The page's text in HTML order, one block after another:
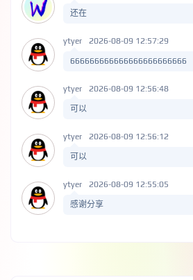
还在
ytyer 2026-08-09 12:57:29
666666666666666666666666
ytyer 2026-08-09 12:56:48
可以
ytyer 2026-08-09 12:56:12
可以
ytyer 2026-08-09 12:55:05
感谢分享